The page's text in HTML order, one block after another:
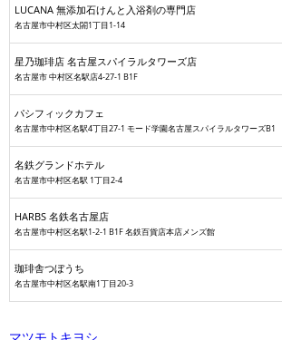
LUCANA 無添加石けんと入浴剤の専門店
名古屋市中村区太閤1丁目1-14
星乃珈琲店 名古屋スパイラルタワーズ店
名古屋市 中村区名駅店4-27-1 B1F
パシフィックカフェ
名古屋市中村区名駅4丁目27-1 モード学園名古屋スパイラルタワーズB1
名鉄グランドホテル
名古屋市中村区名駅 1丁目2-4
HARBS 名鉄名古屋店
名古屋市中村区名駅1-2-1 B1F 名鉄百貨店本店メンズ館
珈琲舎つぼうち
名古屋市中村区名駅南1丁目20-3